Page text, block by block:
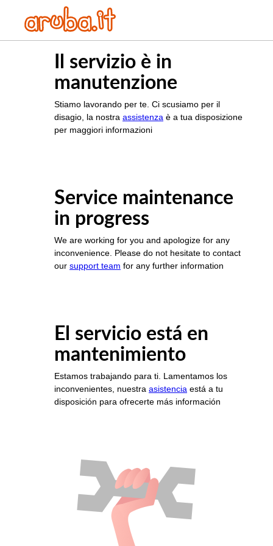
Il servizio è in
manutenzione
Stiamo lavorando per te. Ci scusiamo per il
disagio, la nostra assistenza è a tua disposizione
per maggiori informazioni
Service maintenance
in progress
We are working for you and apologize for any
inconvenience. Please do not hesitate to contact
our support team for any further information
El servicio está en
mantenimiento
Estamos trabajando para ti. Lamentamos los
inconvenientes, nuestra asistencia está a tu
disposición para ofrecerte más información